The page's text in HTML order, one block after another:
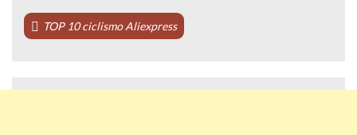
TOP 10 ciclismo Aliexpress